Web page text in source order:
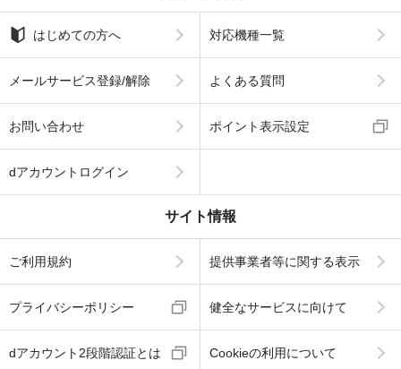
はじめての方へ 対応機種一覧
メールサービス登録/解除 よくある質問
お問い合わせ ポイント表示設定
dアカウントログイン
サイト情報
ご利用規約 提供事業者等に関する表示
プライバシーポリシー 健全なサービスに向けて
dアカウント2段階認証とは Cookieの利用について